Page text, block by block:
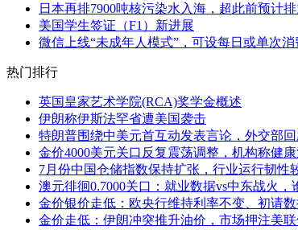
日本再排7900吨核污染水入海，超此前预计
美国学生签证（F1）新进展
微信上线“未成年人模式”，可设每日或单次
热门排行
英国皇家艺术学院(RCA)奖学金概述
伊朗称伊斯法罕省遭美国袭击
特朗普围绕中美元首互动发表言论，外交部回
金价4000美元关口反复震荡调整，机构称健
7月份中国仓储指数保持扩张，行业运行韧性
澳元徘徊0.7000关口：就业数据vs中东战火，
金价银价走低：欧央行维持利率不变、初请
金价走低：伊朗冲突推升油价，市场押注美联